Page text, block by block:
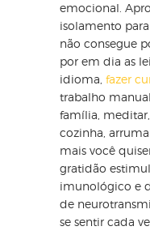
emocional.
isolamento
não consegue
por em dia as
idioma, fazer
trabalho
família,
cozinha,
mais você
gratidão
imunológico e
de
se sentir cada